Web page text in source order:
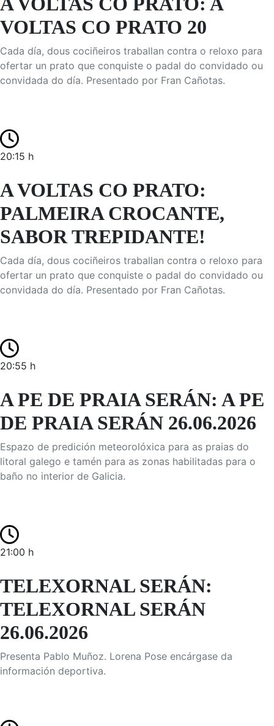
VOLTAS CO PRATO 20
Cada día, dous cociñeiros traballan contra o reloxo para
ofertar un prato que conquiste o padal do convidado ou
convidada do día. Presentado por Fran Cañotas.
20:15 h
A VOLTAS CO PRATO:
PALMEIRA CROCANTE,
SABOR TREPIDANTE!
Cada día, dous cociñeiros traballan contra o reloxo para
ofertar un prato que conquiste o padal do convidado ou
convidada do día. Presentado por Fran Cañotas.
20:55 h
A PE DE PRAIA SERÁN: A PE
DE PRAIA SERÁN 26.06.2026
Espazo de predición meteorolóxica para as praias do
litoral galego e tamén para as zonas habilitadas para o
baño no interior de Galicia.
21:00 h
TELEXORNAL SERÁN:
TELEXORNAL SERÁN
26.06.2026
Presenta Pablo Muñoz. Lorena Pose encárgase da
información deportiva.